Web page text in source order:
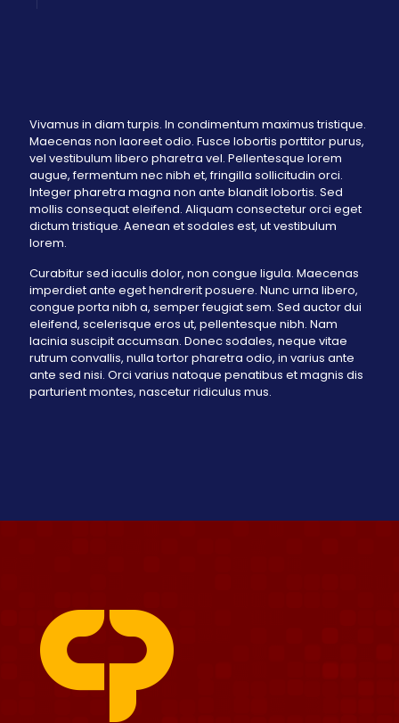
Vivamus in diam turpis. In condimentum maximus tristique.
Maecenas non laoreet odio. Fusce lobortis porttitor purus,
vel vestibulum libero pharetra vel. Pellentesque lorem
augue, fermentum nec nibh et, fringilla sollicitudin orci.
Integer pharetra magna non ante blandit lobortis. Sed
mollis consequat eleifend. Aliquam consectetur orci eget
dictum tristique. Aenean et sodales est, ut vestibulum
lorem.
Curabitur sed iaculis dolor, non congue ligula. Maecenas
imperdiet ante eget hendrerit posuere. Nunc urna libero,
congue porta nibh a, semper feugiat sem. Sed auctor dui
eleifend, scelerisque eros ut, pellentesque nibh. Nam
lacinia suscipit accumsan. Donec sodales, neque vitae
rutrum convallis, nulla tortor pharetra odio, in varius ante
ante sed nisi. Orci varius natoque penatibus et magnis dis
parturient montes, nascetur ridiculus mus.